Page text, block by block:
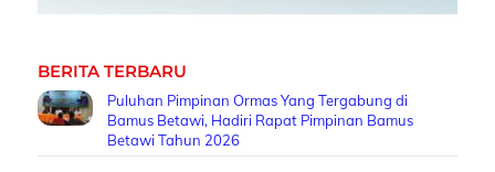
BERITA TERBARU
Puluhan Pimpinan Ormas Yang Tergabung di
Bamus Betawi, Hadiri Rapat Pimpinan Bamus
Betawi Tahun 2026